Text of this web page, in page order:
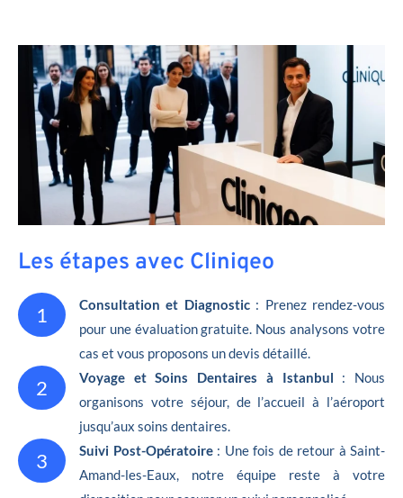
Les étapes avec Cliniqeo
1 Consultation et Diagnostic: Prenez rendez-vous
pour une évaluation gratuite. Nous analysons votre
cas et vous proposons un devis détaillé.
2 Voyage et Soins Dentaires à Istanbul : Nous
organisons votre séjour, de l’accueil à l’aéroport
jusqu’aux soins dentaires.
3 Suivi Post-Opératoire : Une fois de retour à Saint-
Amand-les-Eaux, notre équipe reste à votre